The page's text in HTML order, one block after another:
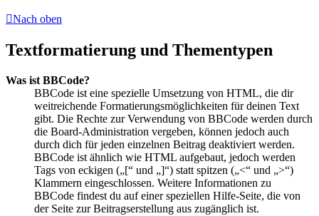
Nach oben
Textformatierung und Thementypen
Was ist BBCode?
BBCode ist eine spezielle Umsetzung von HTML, die dir
weitreichende Formatierungsmöglichkeiten für deinen Text
gibt. Die Rechte zur Verwendung von BBCode werden durch
die Board-Administration vergeben, können jedoch auch
durch dich für jeden einzelnen Beitrag deaktiviert werden.
BBCode ist ähnlich wie HTML aufgebaut, jedoch werden
Tags von eckigen („[“ und „]“) statt spitzen („<“ und „>“)
Klammern eingeschlossen. Weitere Informationen zu
BBCode findest du auf einer speziellen Hilfe-Seite, die von
der Seite zur Beitragserstellung aus zugänglich ist.